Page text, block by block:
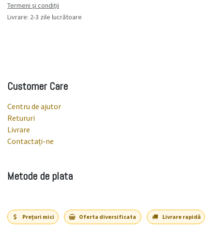
Termeni și condiții
Livrare: 2-3 zile lucrătoare
Customer Care
Centru de ajutor
Retururi
Livrare
Contactați-ne
Metode de plata
Prețuri mici Oferta diversificata Livrare rapidă